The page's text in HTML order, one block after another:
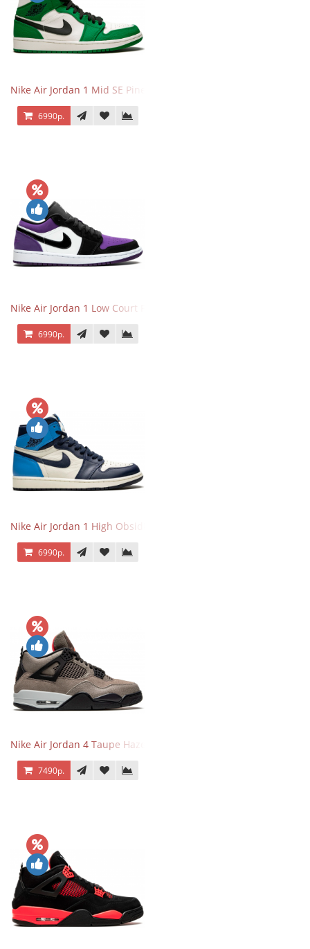
Nike Air Jordan 1 Mid SE Pine Green
6990р.
Nike Air Jordan 1 Low Court Purple
6990р.
Nike Air Jordan 1 High Obsidian University Blue
6990р.
Nike Air Jordan 4 Taupe Haze
7490р.